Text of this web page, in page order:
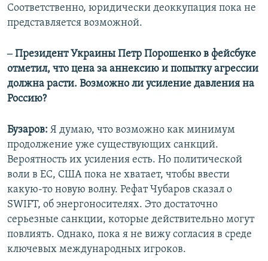
Соответственно, юридически деоккупация пока не
представляется возможной.
‒ Президент Украины Петр Порошенко в фейсбуке
отметил, что цена за аннексию и попытку агрессии
должна расти. Возможно ли усиление давления на
Россию?
Бузаров: Я думаю, что возможно как минимум
продолжение уже существующих санкций.
Вероятность их усиления есть. Но политической
воли в ЕС, США пока не хватает, чтобы ввести
какую-то новую волну. Рефат Чубаров сказал о
SWIFT, об энергоносителях. Это достаточно
серьезные санкции, которые действительно могут
повлиять. Однако, пока я не вижу согласия в среде
ключевых международных игроков.